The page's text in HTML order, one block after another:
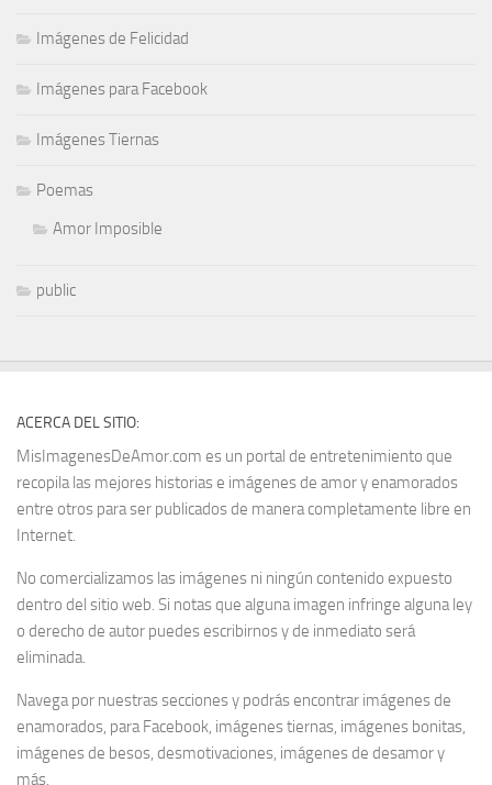
Imágenes de Felicidad
Imágenes para Facebook
Imágenes Tiernas
Poemas
Amor Imposible
public
ACERCA DEL SITIO:
MisImagenesDeAmor.com es un portal de entretenimiento que
recopila las mejores historias e imágenes de amor y enamorados
entre otros para ser publicados de manera completamente libre en
Internet.
No comercializamos las imágenes ni ningún contenido expuesto
dentro del sitio web. Si notas que alguna imagen infringe alguna ley
o derecho de autor puedes escribirnos y de inmediato será
eliminada.
Navega por nuestras secciones y podrás encontrar imágenes de
enamorados, para Facebook, imágenes tiernas, imágenes bonitas,
imágenes de besos, desmotivaciones, imágenes de desamor y
más.